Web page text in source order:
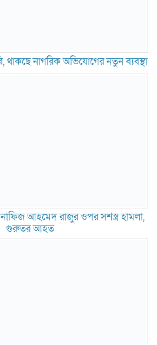
থাকছে নাগরিক অভিযোগের নতুন ব্যবস্থা
আহমেদ রাজুর ওপর সশস্ত্র হামলা,
গুরুতর আহত